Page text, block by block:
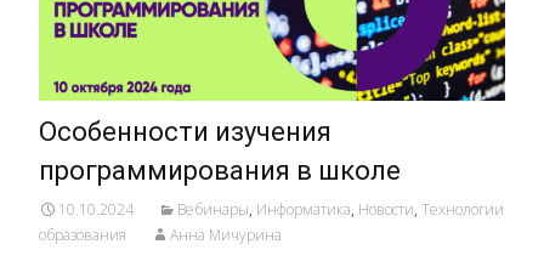
Особенности изучения
программирования в школе
10.10.2024 Вебинары, Информатика, Новости, Технологии
образования
Анна Мичурина